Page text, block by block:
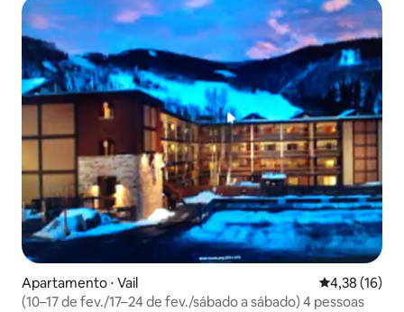
Apartamento ⋅ Vail 4,38 de uma
4,38 (16)
(10–17 de fev./17–24 de fev./sábado a sábado) 4 pessoas